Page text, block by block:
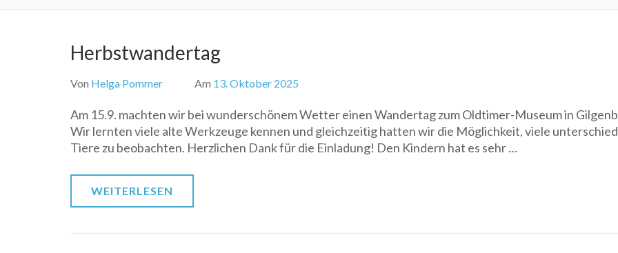
Herbstwandertag
Von Helga Pommer Am 13. Oktober 2025
Am 15.9. machten wir bei wunderschönem Wetter einen Wandertag zum Oldtimer-Museum in
Wir lernten viele alte Werkzeuge kennen und gleichzeitig hatten wir die Möglichkeit, viele
Tiere zu beobachten. Herzlichen Dank für die Einladung! Den Kindern hat es sehr …
WEITERLESEN